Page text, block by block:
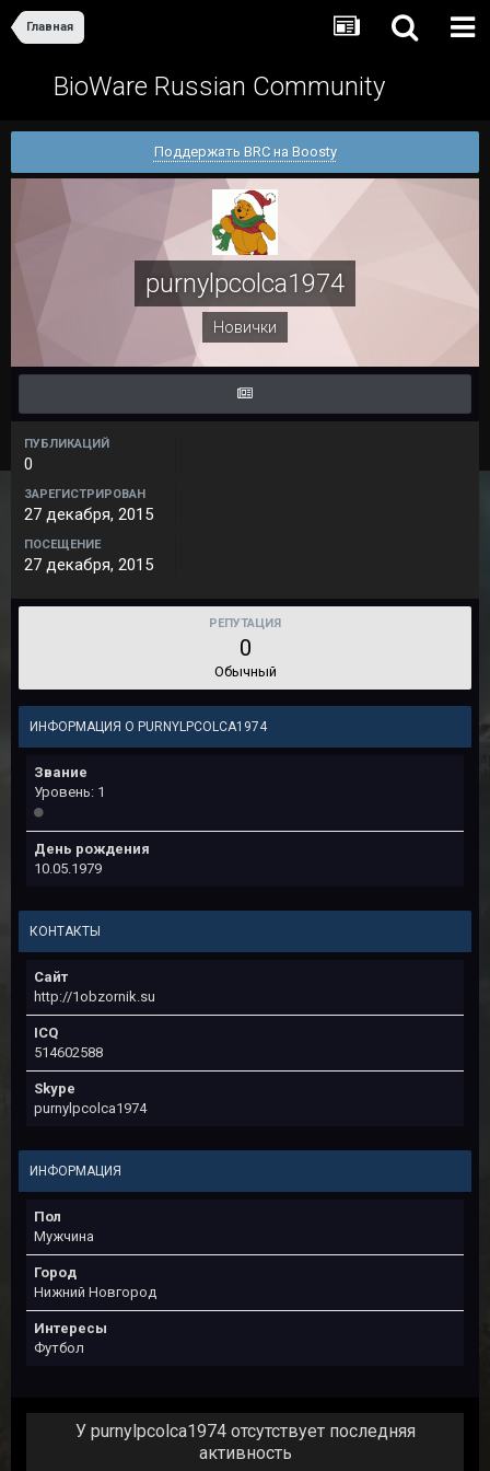
Главная
BioWare Russian Community
Поддержать BRC на Boosty
purnylpcolca1974
Новички
ПУБЛИКАЦИЙ
0
ЗАРЕГИСТРИРОВАН
27 декабря, 2015
ПОСЕЩЕНИЕ
27 декабря, 2015
РЕПУТАЦИЯ
0
Обычный
ИНФОРМАЦИЯ О PURNYLPCOLCA1974
Звание
Уровень: 1
День рождения
10.05.1979
КОНТАКТЫ
Сайт
http://1obzornik.su
ICQ
514602588
Skype
purnylpcolca1974
ИНФОРМАЦИЯ
Пол
Мужчина
Город
Нижний Новгород
Интересы
Футбол
У purnylpcolca1974 отсутствует последняя
активность